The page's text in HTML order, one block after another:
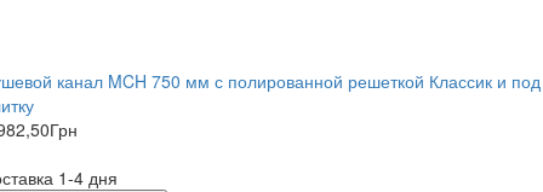
канал MCH 750 мм с полированной решеткой Классик и под
Грн
1-4 дня